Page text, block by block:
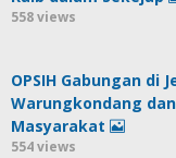
558 views
OPSIH Gabungan di
Warungkondang
Masyarakat
554 views